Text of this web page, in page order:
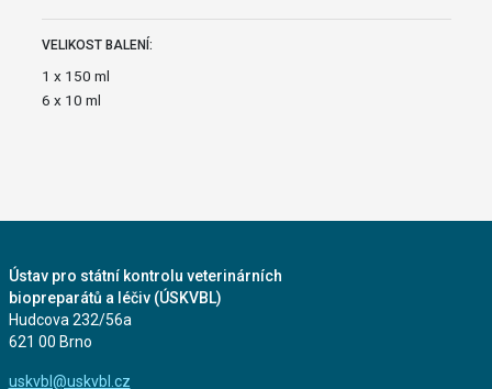
VELIKOST BALENÍ:
1 x 150 ml
6 x 10 ml
Ústav pro státní kontrolu veterinárních
biopreparátů a léčiv (ÚSKVBL)
Hudcova 232/56a
621 00 Brno
uskvbl@uskvbl.cz